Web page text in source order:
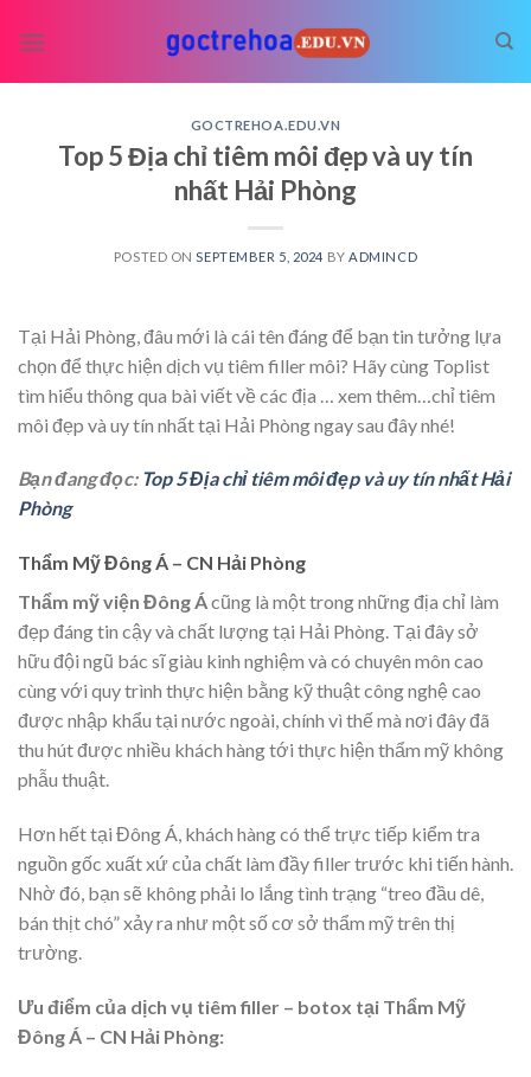
GOCTREHOA.EDU.VN
Top 5 Địa chỉ tiêm môi đẹp và uy tín
nhất Hải Phòng
POSTED ON SEPTEMBER 5, 2024 BY ADMINCD
Tại Hải Phòng, đâu mới là cái tên đáng để bạn tin tưởng lựa
chọn để thực hiện dịch vụ tiêm filler môi? Hãy cùng Toplist
tìm hiểu thông qua bài viết về các địa
… xem thêm… chỉ tiêm
môi đẹp và uy tín nhất tại Hải Phòng ngay sau đây nhé!
Bạn đang đọc: Top 5 Địa chỉ tiêm môi đẹp và uy tín nhất Hải
Phòng
Thẩm Mỹ Đông Á – CN Hải Phòng
Thẩm mỹ viện Đông Ácũng là một trong những địa chỉ làm
đẹp đáng tin cậy và chất lượng tại Hải Phòng. Tại đây sở
hữu đội ngũ bác sĩ giàu kinh nghiệm và có chuyên môn cao
cùng với quy trình thực hiện bằng kỹ thuật công nghệ cao
được nhập khẩu tại nước ngoài, chính vì thế mà nơi đây đã
thu hút được nhiều khách hàng tới thực hiện thẩm mỹ không
phẫu thuật.
Hơn hết tại Đông Á, khách hàng có thể trực tiếp kiểm tra
nguồn gốc xuất xứ của chất làm đầy filler trước khi tiến hành.
Nhờ đó, bạn sẽ không phải lo lắng tình trạng “treo đầu dê,
bán thịt chó” xảy ra như một số cơ sở thẩm mỹ trên thị
trường.
Ưu điểm của dịch vụ tiêm filler – botox tại Thẩm Mỹ
Đông Á – CN Hải Phòng: